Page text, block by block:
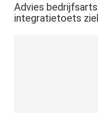
Advies
integratietoets